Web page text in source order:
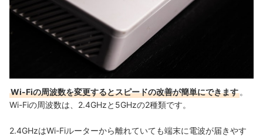
Wi-Fiの周波数を変更するとスピードの改善が簡単にできます 。
Wi-Fiの周波数は、2.4GHzと5GHzの2種類です。
2.4GHzはWi-Fiルーターから離れていても端末に電波が届きやす